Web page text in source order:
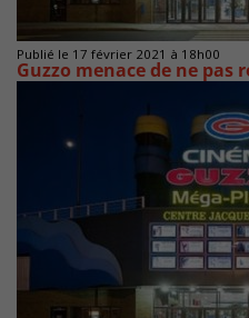
Publié le 17 février 2021 à 18h00
Guzzo menace de ne